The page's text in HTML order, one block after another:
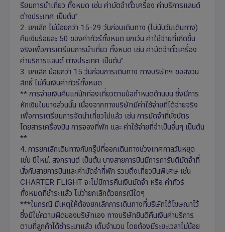
รียมการนำเที่ยว ทั้งหมด เช่น ค่ามัดจำตั๋วเครื่อง ค่าบริการแลนด์
ต่างประเทศ เป็นต้น”
2. ยกเลิก ไม่น้อยกว่า 15-29 วันก่อนเดินทาง (ไม่นับวันเดินทาง)
คืนเงินร้อยละ 50 ของค่าทัวร์ทั้งหมด ยกเว้น ค่าใช้จ่ายที่เกิดขึ้น
จริงเพื่อการเตรียมการนำเที่ยว ทั้งหมด เช่น ค่ามัดจำตั๋วเครื่อง
ค่าบริการแลนด์ ต่างประเทศ เป็นต้น”
3. ยกเลิก น้อยกว่า 15 วันก่อนการเดินทาง ทางบริษัทฯ ขอสงวน
สิทธิ์ ไม่คืนเงินค่าทัวร์ทั้งหมด
** การจ่ายเงินคืนแก่นักท่องเที่ยวตามข้อกำหนดด้านบน ซึ่งมีการ
หักเงินในบางส่วนนั้น เนื่องจากทางบริษัทมีค่าใช้จ่ายที่ได้จ่ายจริง
เพื่อการเตรียมการจัดนำเที่ยวไปแล้ว เช่น การมัดจำที่นั่งบัตร
โดยสารเครื่องบิน การจองที่พัก และ ค่าใช้จ่ายที่จำเป็นอื่นๆ เป็นต้น
**
4. การยกเลิกเดินทางกับกรุ๊ปที่ออกเดินทางช่วงเทศกาลวันหยุด
เช่น ปีใหม่, สงกรานต์ เป็นต้น บางสายการบินมีการการันตีมัดจำที่
นั่งกับสายการบินและค่ามัดจำที่พัก รวมถึงเที่ยวบินพิเศษ เช่น
CHARTER FLIGHT จะไม่มีการคืนเงินมัดจำ หรือ ค่าทัวร์
ทั้งหมดที่ชำระแล้ว ไม่ว่ายกเลิกด้วยกรณีใดๆ
***ในกรณี มีเหตุให้ต้องยกเลิกการเดินทางที่บริษัทได้โฆษณาไว้
ซึ่งมิใช่ความผิดของบริษัทเอง ทางบริษัทยินดีคืนเงินค่าบริการ
ตามที่ลูกค้าได้ชำระมาแล้ว เต็มจำนวน โดยต้องมีระยะเวลาไม่น้อย